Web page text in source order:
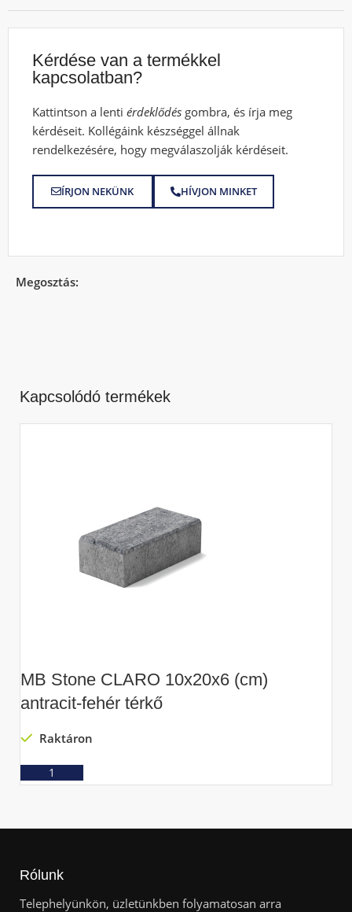
Kérdése van a termékkel
kapcsolatban?
Kattintson a lentiérdeklődés gombra, és írja meg
kérdéseit. Kollégáink készséggel állnak
rendelkezésére, hogy megválaszolják kérdéseit.
ÍRJON NEKÜNK HÍVJON MINKET
Megosztás:
Kapcsolódó termékek
MB Stone CLARO 10x20x6 (cm)
antracit-fehér térkő
Raktáron
Rólunk
Telephelyünkön, üzletünkben folyamatosan arra